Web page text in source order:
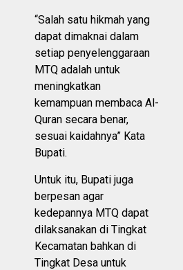
“Salah satu hikmah yang
dapat dimaknai dalam
setiap penyelenggaraan
MTQ adalah untuk
meningkatkan
kemampuan membaca Al-
Quran secara benar,
sesuai kaidahnya” Kata
Bupati.
Untuk itu, Bupati juga
berpesan agar
kedepannya MTQ dapat
dilaksanakan di Tingkat
Kecamatan bahkan di
Tingkat Desa untuk